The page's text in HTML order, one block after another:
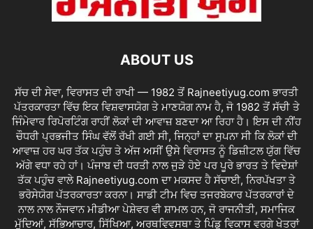
ABOUT US
ਸੱਚ ਦੀ ਸੇਵਾ, ਵਿਰਾਸਤ ਦੀ ਰਾਖੀ — 1982 ਤੋਂ Rajneetiyug.com ਭਾਰਤੀ
ਪੱਤਰਕਾਰਤਾ ਵਿੱਚ ਇਕ ਵਿਸ਼ਵਾਸਯੋਗ ਤੇ ਮਾਣਯੋਗ ਨਾਮ ਹੈ, ਜੋ 1982 ਤੋਂ ਸੱਚੀ ਤੇ
ਜਿੰਮੇਵਾਰ ਰਿਪੋਰਟਿੰਗ ਰਾਹੀਂ ਲੋਕਾਂ ਦੀ ਆਵਾਜ਼ ਬਣਦਾ ਆ ਰਿਹਾ ਹੈ। ਇਸ ਦੀ ਨੀਂਹ
ਚੌਧਰੀ ਪ੍ਰਭਜੀਤ ਸਿੰਘ ਵੱਲੋਂ ਰੱਖੀ ਗਈ ਸੀ, ਜਿਨ੍ਹਾਂ ਦਾ ਸੁਪਨਾ ਸੀ ਕਿ ਲੋਕਾਂ ਦੀ
ਆਵਾਜ਼ ਹਰ ਘਰ ਤੱਕ ਪਹੁੰਚ ਤੇ ਅੱਜ ਅਸੀਂ ਉਸੇ ਵਿਰਾਸਤ ਨੂੰ ਡਿਜ਼ੀਟਲ ਯੁੱਗ ਵਿੱਚ
ਅੱਗੇ ਵਧਾ ਰਹੇ ਹਾਂ। ਪੰਜਾਬ ਦੀ ਧਰਤੀ ਨਾਲ ਜੁੜੇ ਹੋਏ ਪਰ ਪੂਰੇ ਭਾਰਤ ਤੇ ਵਿਦੇਸ਼ਾਂ
ਤੱਕ ਪਹੁੰਚ ਵਾਲੇ Rajneetiyug.com ਦਾ ਮਕਸਦ ਹੈ ਸੱਚਾਈ, ਨਿਰਪੱਖਤਾ ਤੇ
ਭਰੋਸੇਯੋਗ ਪੱਤਰਕਾਰਤਾ ਕਰਨਾ। ਸਾਡੀ ਟੀਮ ਵਿਚ ਤਜਰਬੇਕਾਰ ਪੱਤਰਕਾਰਾਂ ਦੇ
ਨਾਲ ਨਾਲ ਨੌਜਵਾਨ ਮੀਡੀਆ ਪੇਸ਼ੇਵਰ ਵੀ ਸ਼ਾਮਲ ਹਨ, ਜੋ ਰਾਜਨੀਤੀ, ਸਮਾਜਿਕ
ਮੁੱਦਿਆਂ, ਸੱਭਿਆਚਾਰ, ਸਿੱਖਿਆ, ਅਰਥਵਿਵਸਥਾ ਤੇ ਪਿੰਡੂ ਵਿਕਾਸ ਵਰਗੇ ਖੇਤਰਾਂ